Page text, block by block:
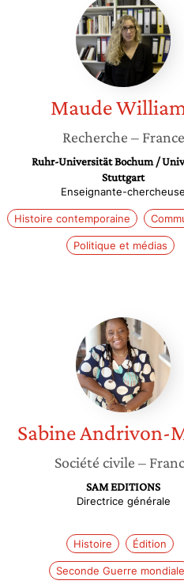
Williams
Maude
Recherche – France
Ruhr-Universität Bochum /
Stuttgart
Enseignante-chercheuse
Histoire contemporaine
Politique et médias
Sabine
Andrivon-
Milton
SabineAndrivon-
Société civile –
SAM EDITIONS
Directrice générale
Histoire Édition
Seconde Guerre mondiale